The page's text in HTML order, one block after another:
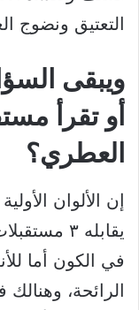
التعتيق ونضوج
ويبقى
أو تقرأ
العطري؟
إن الألوان
يقابله ٣
الرائحة،